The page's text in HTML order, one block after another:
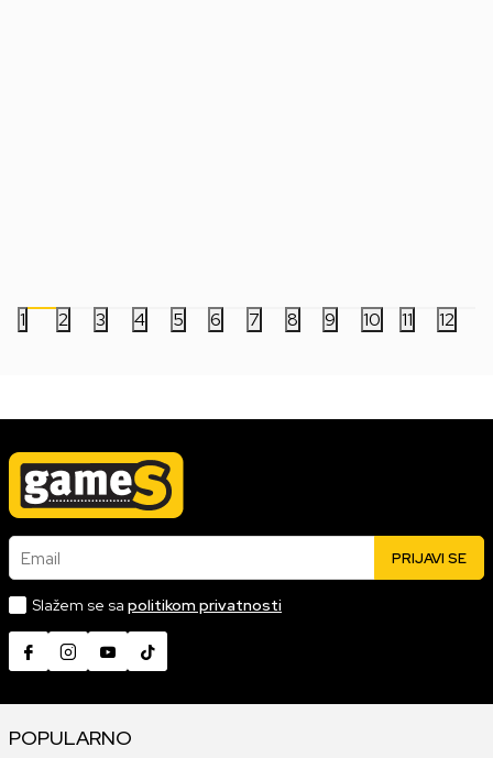
1 2 3 4 5 6 7 8 9 10 11 12
Email PRIJAVI SE
Slažem se sa politikom privatnosti
POPULARNO